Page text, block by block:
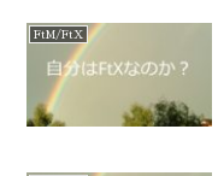
FtM/FtX